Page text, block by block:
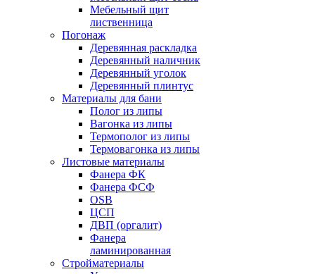
Мебельный щит
лиственница
Погонаж
Деревянная раскладка
Деревянный наличник
Деревянный уголок
Деревянный плинтус
Материалы для бани
Полог из липы
Вагонка из липы
Термополог из липы
Термовагонка из липы
Листовые материалы
Фанера ФК
Фанера ФСФ
OSB
ЦСП
ДВП (оргалит)
Фанера
ламинированная
Стройматериалы